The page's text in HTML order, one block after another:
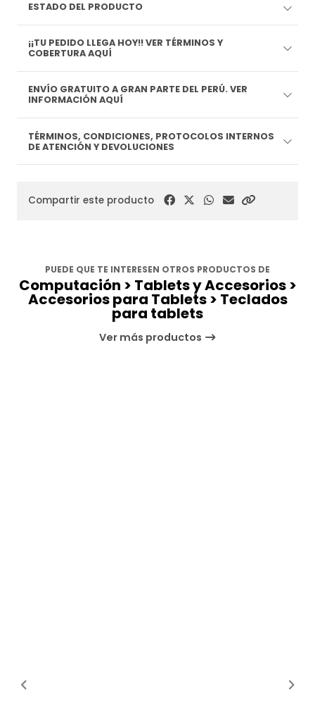
ESTADO DEL PRODUCTO
¡¡TU PEDIDO LLEGA HOY!! VER TÉRMINOS Y
COBERTURA AQUÍ
ENVÍO GRATUITO A GRAN PARTE DEL PERÚ. VER
INFORMACIÓN AQUÍ
TÉRMINOS, CONDICIONES, PROTOCOLOS INTERNOS
DE ATENCIÓN Y DEVOLUCIONES
Compartir este producto
PUEDE QUE TE INTERESEN OTROS PRODUCTOS DE
Computación > Tablets y Accesorios >
Accesorios para Tablets > Teclados
para tablets
Ver más productos